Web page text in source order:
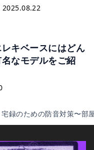
2025.08.22
レキベースにはどん
なモデルをご紹
宅録のための防音対策〜部